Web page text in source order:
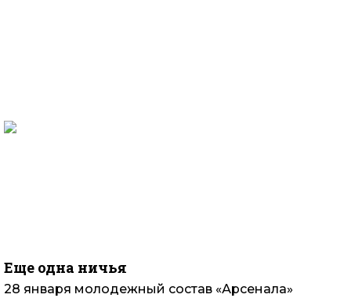
Еще одна ничья
28 января молодежный состав «Арсенала»